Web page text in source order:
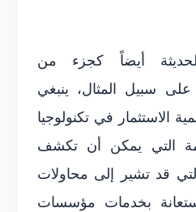
أيضاً كجزء من
على سبيل المثال، ينبغي
الاستثمار في تكنولوجيا
التي يمكن أن تكشف
قد تشير إلى محاولات
بخدمات مؤسسات